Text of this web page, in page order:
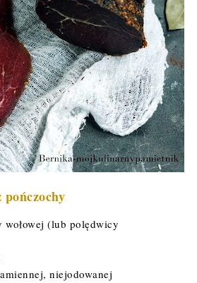
pończochy
(lub polędwicy
niejodowanej